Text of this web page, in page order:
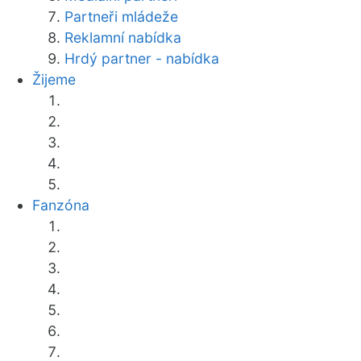
Partneři mládeže
Reklamní nabídka
Hrdý partner - nabídka
Žijeme
Fanzóna